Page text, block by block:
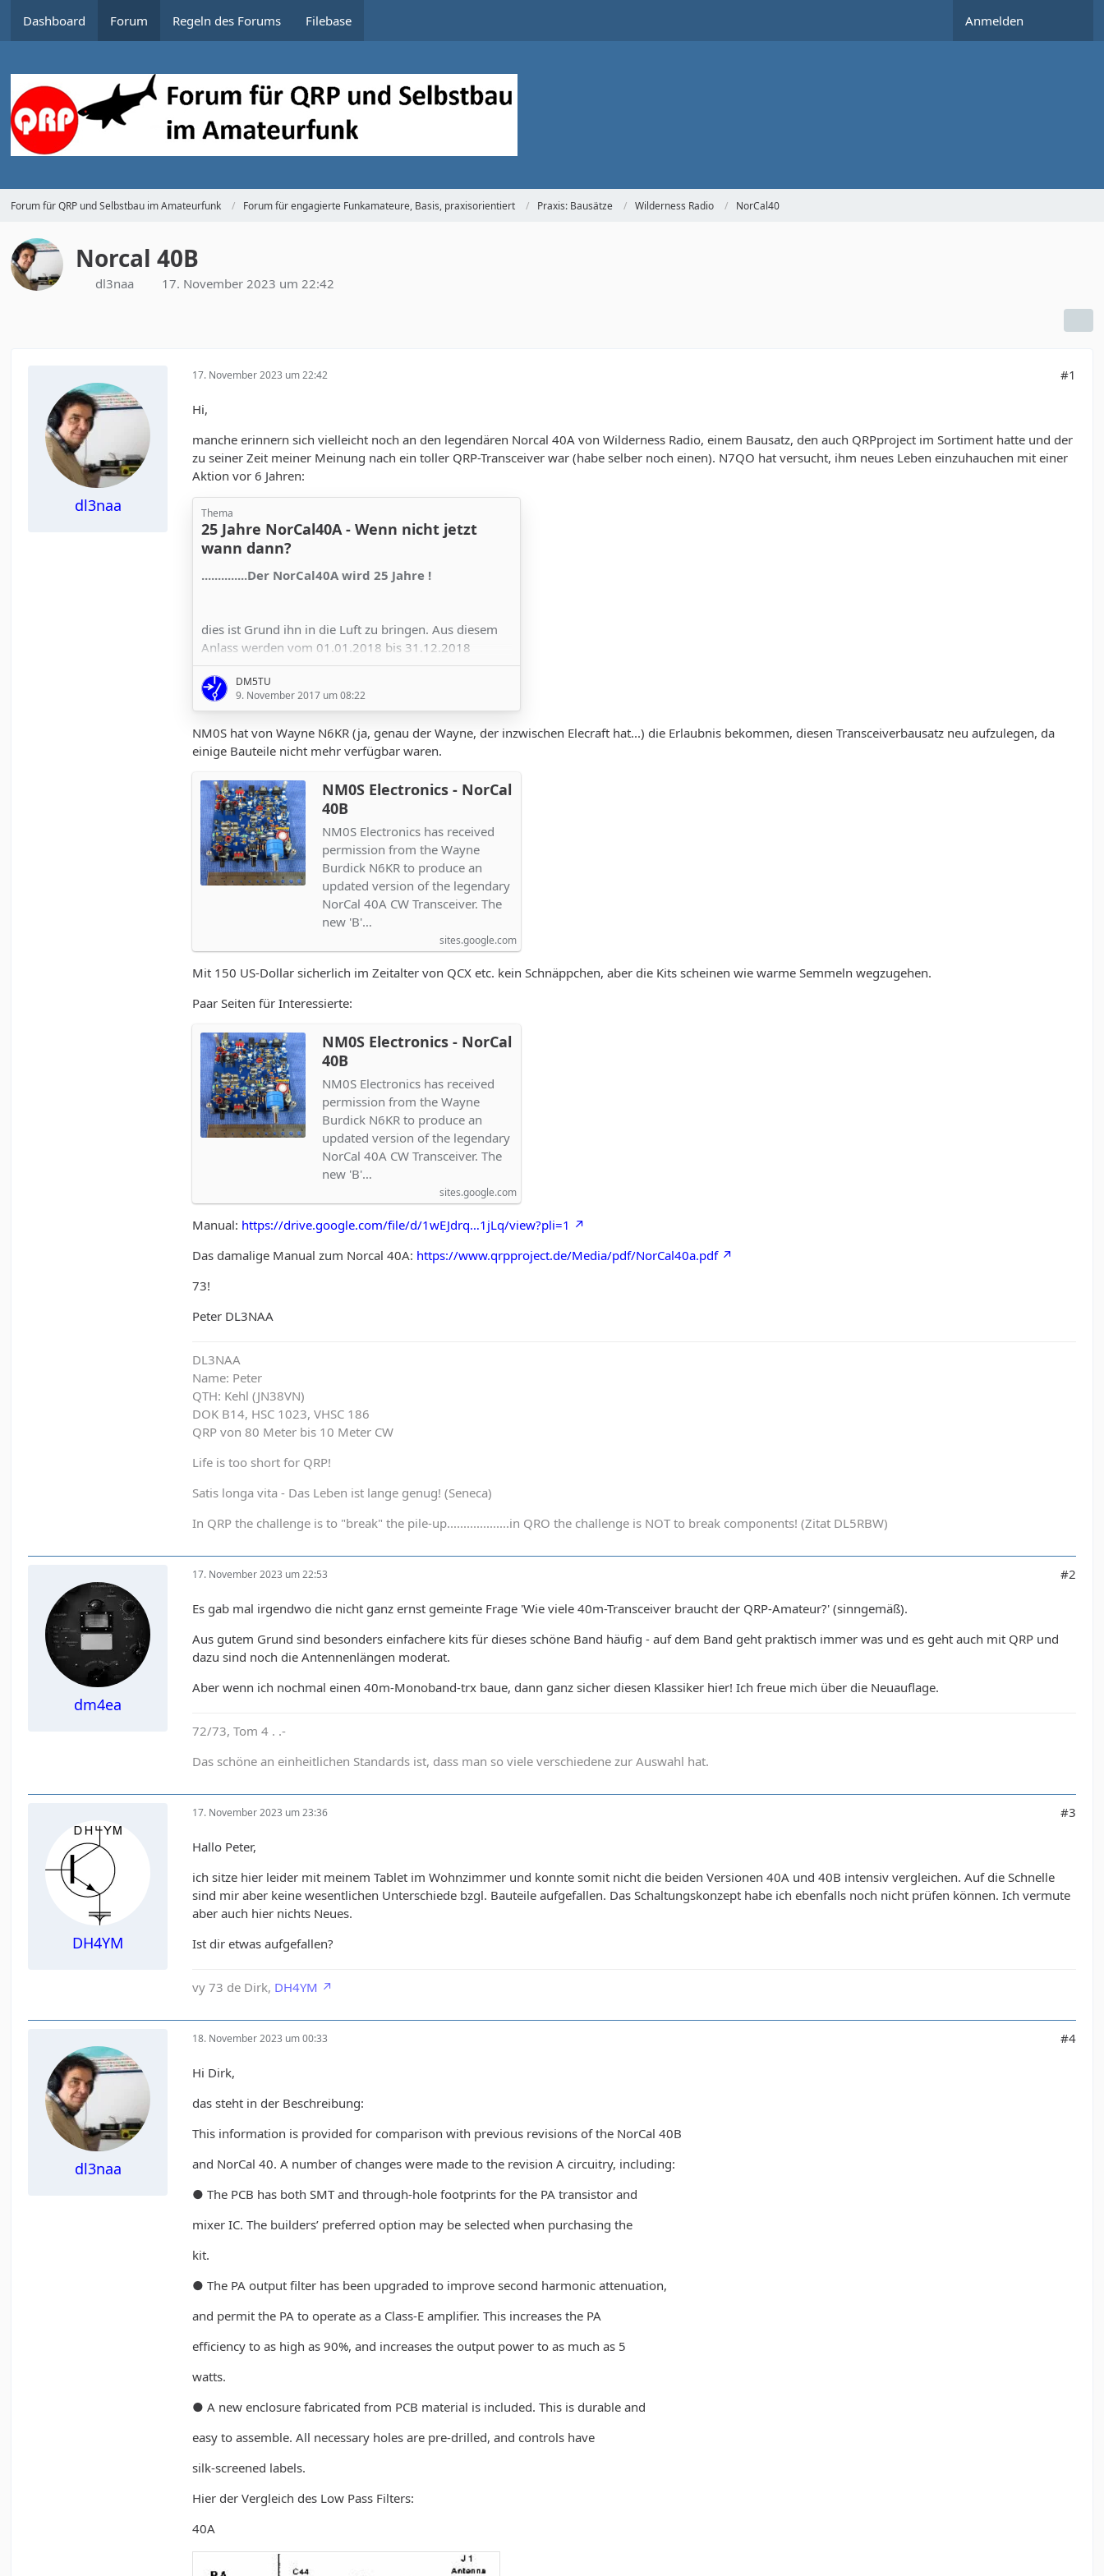
Dashboard Forum Regeln des Forums Filebase Anmelden
Forum für QRP und Selbstbau im Amateurfunk Forum für engagierte Funkamateure, Basis, praxisorientiert Praxis: Bausätze Wilderness Radio NorCal40
Norcal 40B
dl3naa 17. November 2023 um 22:42
dl3naa
17. November 2023 um 22:42 #1
Hi,
manche erinnern sich vielleicht noch an den legendären Norcal 40A von Wilderness Radio, einem Bausatz, den auch QRPproject im Sortiment hatte und der
zu seiner Zeit meiner Meinung nach ein toller QRP-Transceiver war (habe selber noch einen). N7QO hat versucht, ihm neues Leben einzuhauchen mit einer
Aktion vor 6 Jahren:
Thema
25 Jahre NorCal40A - Wenn nicht jetzt
wann dann?
..............Der NorCal40A wird 25 Jahre !
dies ist Grund ihn in die Luft zu bringen. Aus diesem
Anlass werden vom 01.01.2018 bis 31.12.2018
mehrere QSO-Partys dazu stattfinden.
Aber es kommt eigentlich noch besser.....
N6KR
entwickelten 40m CW Transceiver nicht
aufbauen können, oder haben ihren selbst gebauten
Für alle unter uns die dies bereuen, oder einfach zu
spät dran waren ist jetzt der Zeitpunkt gekommen
dies…
DM5TU
9. November 2017 um 08:22
NM0S hat von Wayne N6KR (ja, genau der Wayne, der inzwischen Elecraft hat...) die Erlaubnis bekommen, diesen Transceiverbausatz neu aufzulegen, da
einige Bauteile nicht mehr verfügbar waren.
NM0S Electronics - NorCal
40B
NM0S Electronics has received
permission from the Wayne
Burdick N6KR to produce an
updated version of the legendary
NorCal 40A CW Transceiver. The
new 'B'…
sites.google.com
Mit 150 US-Dollar sicherlich im Zeitalter von QCX etc. kein Schnäppchen, aber die Kits scheinen wie warme Semmeln wegzugehen.
Paar Seiten für Interessierte:
NM0S Electronics - NorCal
40B
NM0S Electronics has received
permission from the Wayne
Burdick N6KR to produce an
updated version of the legendary
NorCal 40A CW Transceiver. The
new 'B'…
sites.google.com
Manual: https://drive.google.com/file/d/1wEJdrq…1jLq/view?pli=1
Das damalige Manual zum Norcal 40A: https://www.qrpproject.de/Media/pdf/NorCal40a.pdf
73!
Peter DL3NAA
DL3NAA
Name: Peter
QTH: Kehl (JN38VN)
DOK B14, HSC 1023, VHSC 186
QRP von 80 Meter bis 10 Meter CW
Life is too short for QRP!
Satis longa vita - Das Leben ist lange genug! (Seneca)
In QRP the challenge is to "break" the pile-up...................in QRO the challenge is NOT to break components! (Zitat DL5RBW)
dm4ea
17. November 2023 um 22:53 #2
Es gab mal irgendwo die nicht ganz ernst gemeinte Frage 'Wie viele 40m-Transceiver braucht der QRP-Amateur?' (sinngemäß).
Aus gutem Grund sind besonders einfachere kits für dieses schöne Band häufig - auf dem Band geht praktisch immer was und es geht auch mit QRP und
dazu sind noch die Antennenlängen moderat.
Aber wenn ich nochmal einen 40m-Monoband-trx baue, dann ganz sicher diesen Klassiker hier! Ich freue mich über die Neuauflage.
72/73, Tom 4 . .-
Das schöne an einheitlichen Standards ist, dass man so viele verschiedene zur Auswahl hat.
DH4YM
17. November 2023 um 23:36 #3
Hallo Peter,
ich sitze hier leider mit meinem Tablet im Wohnzimmer und konnte somit nicht die beiden Versionen 40A und 40B intensiv vergleichen. Auf die Schnelle
sind mir aber keine wesentlichen Unterschiede bzgl. Bauteile aufgefallen. Das Schaltungskonzept habe ich ebenfalls noch nicht prüfen können. Ich vermute
aber auch hier nichts Neues.
Ist dir etwas aufgefallen?
vy 73 de Dirk, DH4YM
dl3naa
18. November 2023 um 00:33 #4
Hi Dirk,
das steht in der Beschreibung:
This information is provided for comparison with previous revisions of the NorCal 40B
and NorCal 40. A number of changes were made to the revision A circuitry, including:
● The PCB has both SMT and through-hole footprints for the PA transistor and
mixer IC. The builders’ preferred option may be selected when purchasing the
kit.
● The PA output filter has been upgraded to improve second harmonic attenuation,
and permit the PA to operate as a Class-E amplifier. This increases the PA
efficiency to as high as 90%, and increases the output power to as much as 5
watts.
● A new enclosure fabricated from PCB material is included. This is durable and
easy to assemble. All necessary holes are pre-drilled, and controls have
silk-screened labels.
Hier der Vergleich des Low Pass Filters:
40A